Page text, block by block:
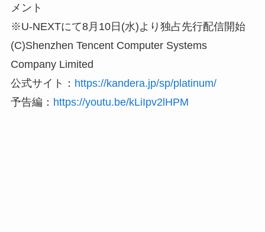
メント
※U-NEXTにて8月10日(水)より独占先行配信開始
(C)Shenzhen Tencent Computer Systems
Company Limited
公式サイト： https://kandera.jp/sp/platinum/
予告編： https://youtu.be/kLiIpv2lHPM